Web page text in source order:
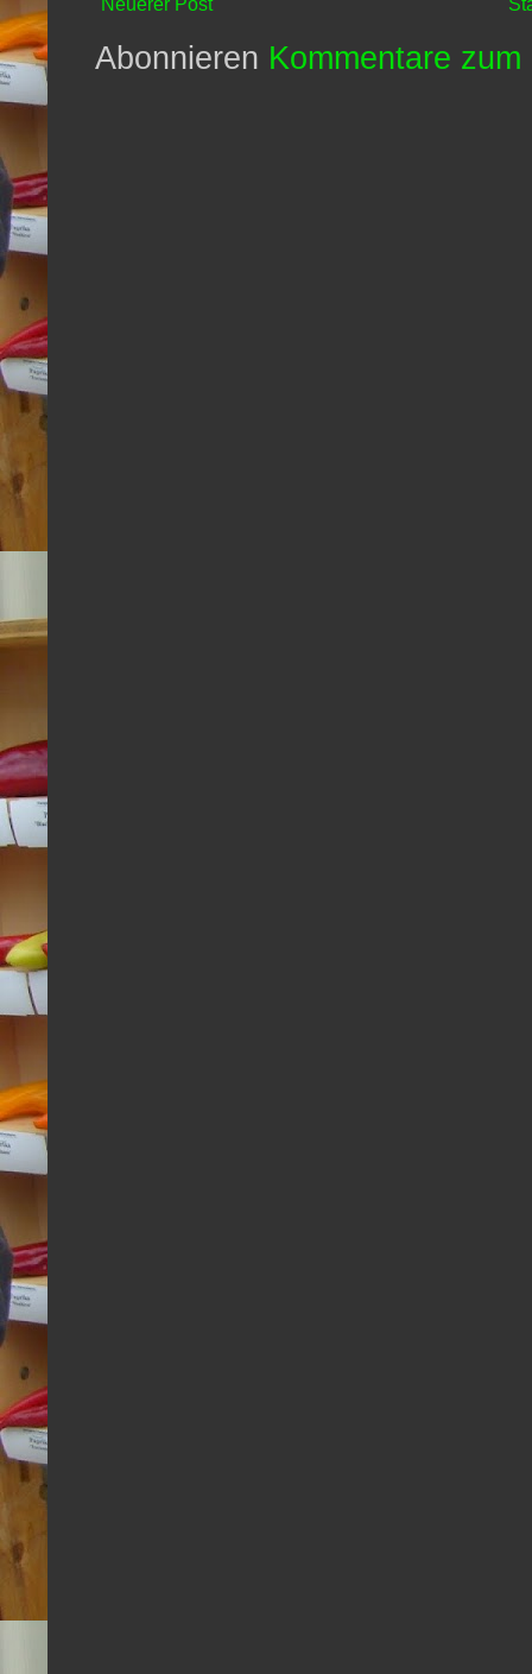
Neuerer Post
Abonnieren Kommentare